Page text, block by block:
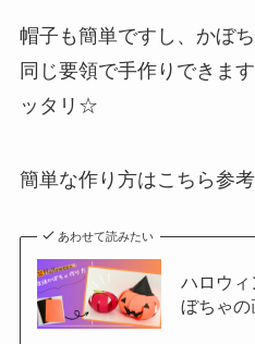
帽子も簡単ですし、かぼ
同じ要領で手作りできま
ッタリ☆
簡単な作り方はこちら参
あわせて読みたい
ハロウ
ぼちゃ